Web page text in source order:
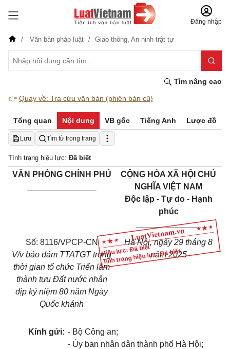
Đăng nhập
Văn bản pháp luật Giao thông, An ninh trật tự
Tìm nâng cao
👉 Quay về: Tra cứu văn bản (phiên bản cũ)
Tổng quan Nội dung VB gốc Tiếng Anh Lược đồ
Lưu Tìm từ trong trang
Tình trạng hiệu lực: Đã biết
Hiệu lực: Đã biết
Tình trạng hiệu lực: Đã biết
VĂN PHÒNG CHÍNH PHỦ
CỘNG HÒA XÃ HỘI CHỦ
NGHĨA VIỆT NAM
Độc lập - Tự do - Hạnh
phúc
______________
Số: 8116/VPCP-CN
V/v bảo đảm TTATGT trong
thời gian tổ chức Triển lãm
thành tựu Đất nước nhân
dịp kỷ niệm 80 năm Ngày
Quốc khánh
Hà Nội, ngày 29 tháng 8
năm 2025
Kính gửi: - Bộ Công an;
- Ủy ban nhân dân thành phố Hà Hội;